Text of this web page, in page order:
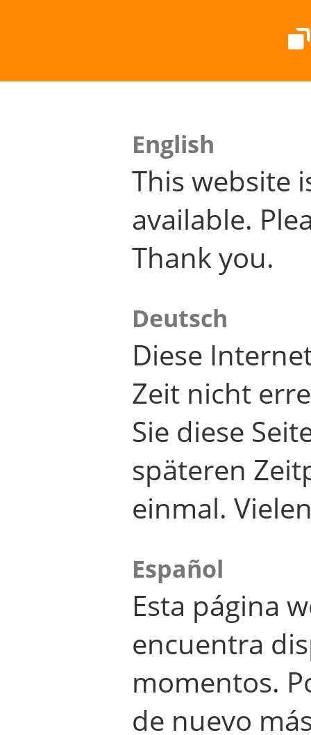
English
This website
available.
Thank you.
Deutsch
Diese
Zeit nicht
Sie diese
späteren
einmal.
Español
Esta página
encuentra
momentos.
de nuevo